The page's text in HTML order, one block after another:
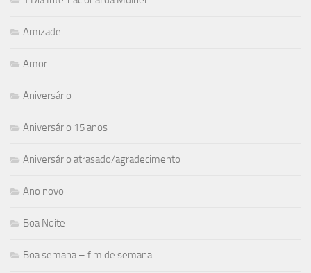
Amizade
Amor
Aniversário
Aniversário 15 anos
Aniversário atrasado/agradecimento
Ano novo
Boa Noite
Boa semana – fim de semana